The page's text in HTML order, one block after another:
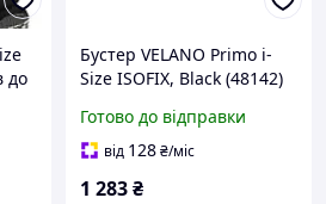
до
Бустер VELANO Primo i-
Size ISOFIX, Black (48142)
Готово до відправки
від 128₴/міс
1 283₴